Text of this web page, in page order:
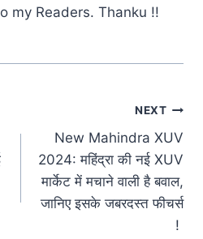
my Readers. Thanku !!
NEXT
New Mahindra XUV
2024: महिंद्रा की नई XUV
मार्केट में मचाने वाली है बवाल,
जानिए इसके जबरदस्त फीचर्स
!